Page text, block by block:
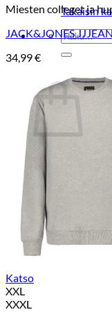
Takaisin
Etsi:
Ostoskori
Ostoskori on
Takaisin
Miesten colleget ja
JACK&JONES
34,99€
Katso
XXL
XXXL